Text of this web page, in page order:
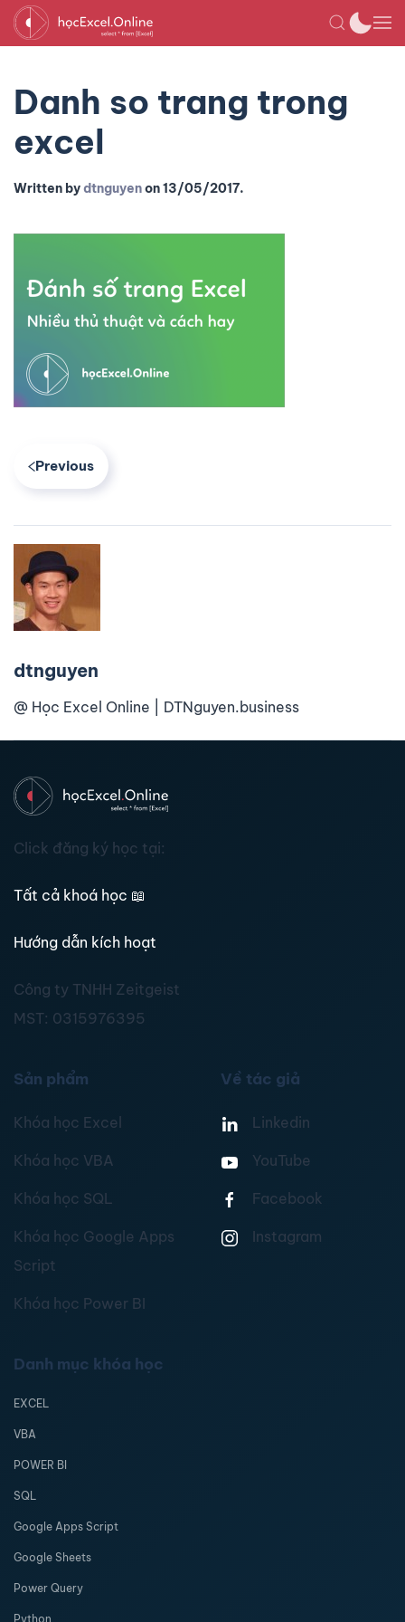
Danh so trang trong
excel
Written bydtnguyenon13/05/2017.
Previous
dtnguyen
@ Học Excel Online | DTNguyen.business
Click đăng ký học tại:
Tất cả khoá học 📖
Hướng dẫn kích hoạt
Công ty TNHH Zeitgeist
MST: 0315976395
Sản phẩm
Khóa học Excel
Khóa học VBA
Khóa học SQL
Khóa học Google Apps
Script
Khóa học Power BI
Về tác giả
Linkedin
YouTube
Facebook
Instagram
Danh mục khóa học
EXCEL
VBA
POWER BI
SQL
Google Apps Script
Google Sheets
Power Query
Python